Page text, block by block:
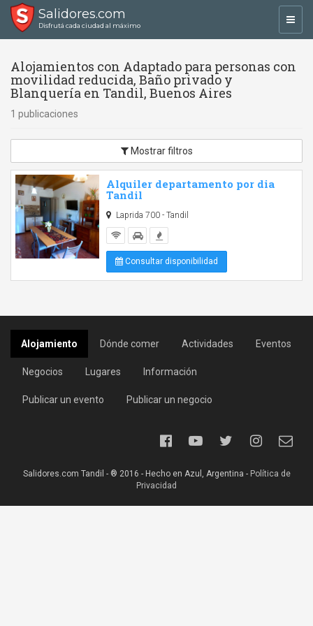
Salidores.com
Disfrutá cada ciudad al máximo
Alojamientos con Adaptado para personas con
movilidad reducida, Baño privado y
Blanquería en Tandil, Buenos Aires
1 publicaciones
Mostrar filtros
Alquiler departamento por dia
Tandil
Laprida 700 - Tandil
Consultar disponibilidad
Alojamiento Dónde comer Actividades Eventos
Negocios Lugares Información
Publicar un evento Publicar un negocio
Salidores.com Tandil - ® 2016 - Hecho en Azul, Argentina - Política de
Privacidad